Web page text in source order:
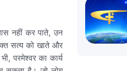
नहीं कर पाते, उन
सत्य को खाते और
परमेश्वर का कार्य